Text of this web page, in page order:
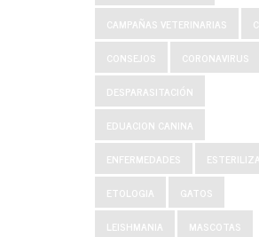
CAMPAÑAS VETERINARIAS
CONSEJOS
CORONAVIRUS
DESPARASITACIÓN
EDUACION CANINA
ENFERMEDADES
ETOLOGIA
GATOS
LEISHMANIA
MASCOTAS